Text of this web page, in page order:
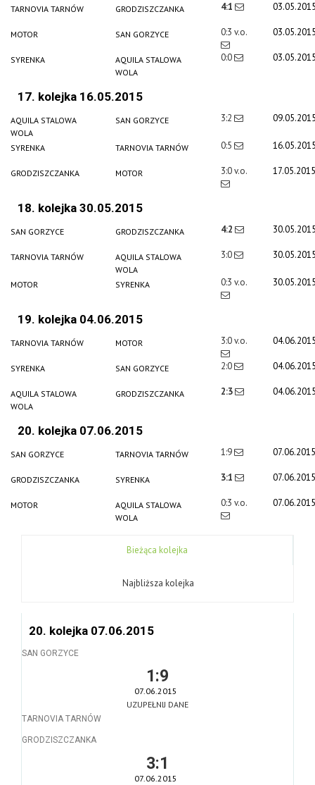
TARNOVIA TARNÓW GRODZISZCZANKA 4:1
MOTOR SAN GORZYCE 0:3 v.o.
SYRENKA
AQUILA STALOWA
WOLA
0:0
17. kolejka 16.05.2015
AQUILA STALOWA
WOLA
SAN GORZYCE 3:2
SYRENKA TARNOVIA TARNÓW 0:5
GRODZISZCZANKA MOTOR 3:0 v.o.
18. kolejka 30.05.2015
SAN GORZYCE GRODZISZCZANKA 4:2
TARNOVIA TARNÓW
AQUILA STALOWA
WOLA
3:0
MOTOR SYRENKA 0:3 v.o.
19. kolejka 04.06.2015
TARNOVIA TARNÓW MOTOR 3:0 v.o.
SYRENKA SAN GORZYCE 2:0
AQUILA STALOWA
WOLA
GRODZISZCZANKA 2:3
20. kolejka 07.06.2015
SAN GORZYCE TARNOVIA TARNÓW 1:9
GRODZISZCZANKA SYRENKA 3:1
MOTOR
AQUILA STALOWA
WOLA
0:3 v.o.
Bieżąca kolejka
Najbliższa kolejka
20. kolejka 07.06.2015
SAN GORZYCE
1:9
07.06.2015
UZUPEŁNIJ DANE
TARNOVIA TARNÓW
GRODZISZCZANKA
3:1
07.06.2015